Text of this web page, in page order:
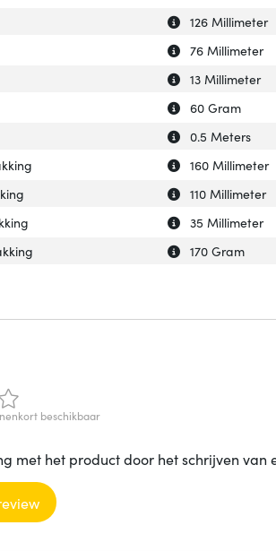
Uitleg over
Verberg uitleg
126 Millimeter
Uitleg over
Verberg uitleg
76 Millimeter
Uitleg over
Verberg uitleg
13 Millimeter
Uitleg over
Verberg uitleg
60 Gram
Uitleg over
Verberg uitleg
0.5 Meters
Uitleg over
Verberg uitleg
160 Millimeter
Uitleg over
Verberg uitleg
110 Millimeter
Uitleg over
Verberg uitleg
35 Millimeter
Uitleg over
Verberg uitleg
170 Gram
beschikbaar
met het product door het schrijven van